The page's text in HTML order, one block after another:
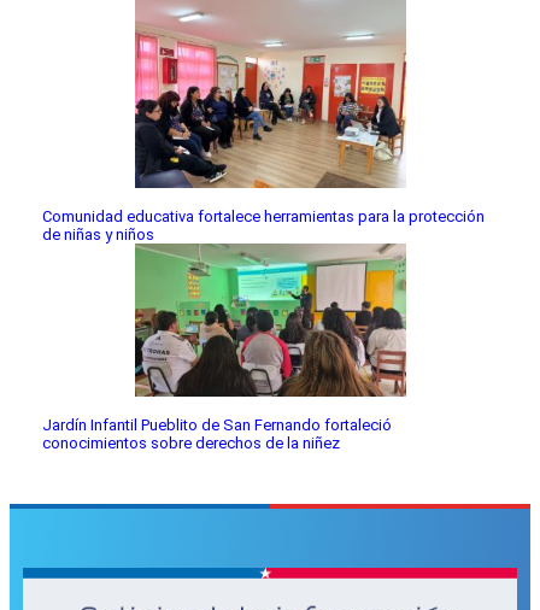
Comunidad educativa fortalece herramientas para la protección
de niñas y niños
Jardín Infantil Pueblito de San Fernando fortaleció
conocimientos sobre derechos de la niñez